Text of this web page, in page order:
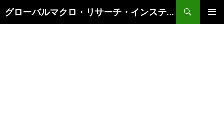
グローバルマクロ・リサーチ・インスティテュート
索